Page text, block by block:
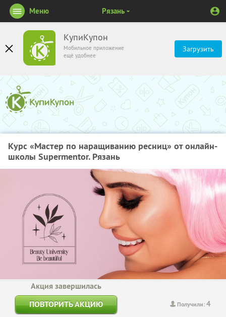
КупиКупон
Мобильное приложение
ещё удобнее
Загрузить
Меню Рязань
Курс «Мастер по наращиванию ресниц» от онлайн-
школы Supermentor. Рязань
Получили:4
Акция завершилась
ПОВТОРИТЬ АКЦИЮ